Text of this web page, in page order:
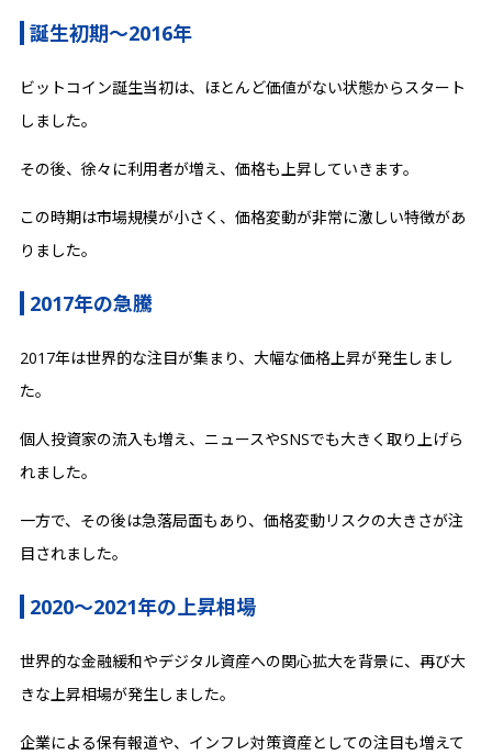
誕生初期〜2016年
ビットコイン誕生当初は、ほとんど価値がない状態からスタート
しました。
その後、徐々に利用者が増え、価格も上昇していきます。
この時期は市場規模が小さく、価格変動が非常に激しい特徴があ
りました。
2017年の急騰
2017年は世界的な注目が集まり、大幅な価格上昇が発生しまし
た。
個人投資家の流入も増え、ニュースやSNSでも大きく取り上げら
れました。
一方で、その後は急落局面もあり、価格変動リスクの大きさが注
目されました。
2020〜2021年の上昇相場
世界的な金融緩和やデジタル資産への関心拡大を背景に、再び大
きな上昇相場が発生しました。
企業による保有報道や、インフレ対策資産としての注目も増えて